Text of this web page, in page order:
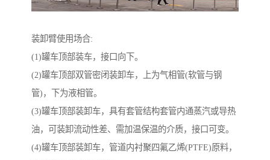
装卸臂使用场合:
(1)罐车顶部装车，接口向下。
(2)罐车顶部双管密闭装卸车，上为气相管(软管与钢
管)，下为液相管。
(3)罐车顶部装卸车，具有套管结构套管内通蒸汽或导热
油，可装卸流动性差、需加温保温的介质，接口可变。
(4)罐车顶部装卸车，管道内衬聚四氟乙烯(PTFE)原料，